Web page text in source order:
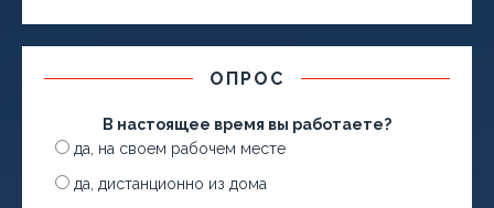
ОПРОС
В настоящее время вы работаете?
да, на своем рабочем месте
да, дистанционно из дома